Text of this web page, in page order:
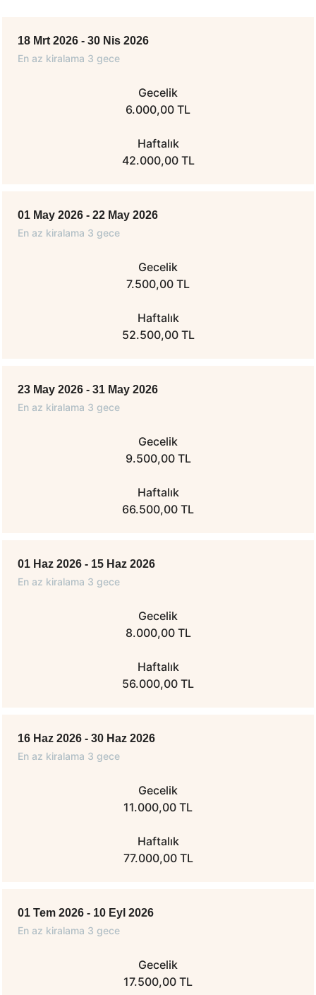
18 Mrt 2026 - 30 Nis 2026
En az kiralama 3 gece
Gecelik
6.000,00 TL
Haftalık
42.000,00 TL
01 May 2026 - 22 May 2026
En az kiralama 3 gece
Gecelik
7.500,00 TL
Haftalık
52.500,00 TL
23 May 2026 - 31 May 2026
En az kiralama 3 gece
Gecelik
9.500,00 TL
Haftalık
66.500,00 TL
01 Haz 2026 - 15 Haz 2026
En az kiralama 3 gece
Gecelik
8.000,00 TL
Haftalık
56.000,00 TL
16 Haz 2026 - 30 Haz 2026
En az kiralama 3 gece
Gecelik
11.000,00 TL
Haftalık
77.000,00 TL
01 Tem 2026 - 10 Eyl 2026
En az kiralama 3 gece
Gecelik
17.500,00 TL